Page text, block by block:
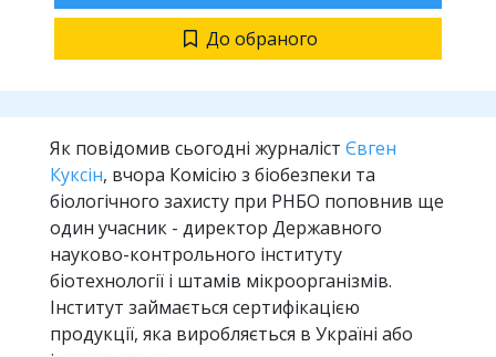
До обраного
Як повідомив сьогодні журналіст Євген
Куксін, вчора Комісію з біобезпеки та
біологічного захисту при РНБО поповнив ще
один учасник - директор Державного
науково-контрольного інституту
біотехнології і штамів мікроорганізмів.
Інститут займається сертифікацією
продукції, яка виробляється в Україні або